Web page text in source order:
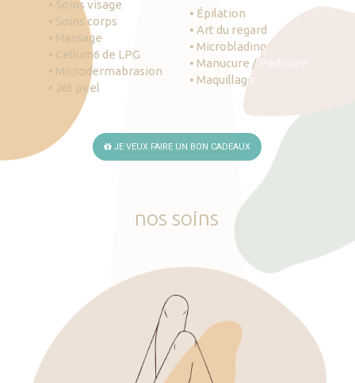
• Soins visage
• Soins corps
• Massage
• Cellum6 de LPG
• Microdermabrasion
• Jet peel
• Épilation
• Art du regard
• Microblading
• Manucure / Pédicure
• Maquillage
JE VEUX FAIRE UN BON CADEAUX
nos soins